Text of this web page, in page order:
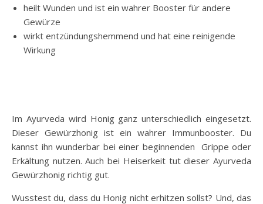
heilt Wunden und ist ein wahrer Booster für andere
Gewürze
wirkt entzündungshemmend und hat eine reinigende
Wirkung
Im Ayurveda wird Honig ganz unterschiedlich eingesetzt.
Dieser Gewürzhonig ist ein wahrer Immunbooster. Du
kannst ihn wunderbar bei einer beginnenden Grippe oder
Erkältung nutzen. Auch bei Heiserkeit tut dieser Ayurveda
Gewürzhonig richtig gut.
Wusstest du, dass du Honig nicht erhitzen sollst? Und, das